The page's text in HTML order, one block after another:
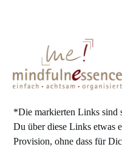
*Die markierten Links sind
Du über diese Links etwas
Provision, ohne dass für